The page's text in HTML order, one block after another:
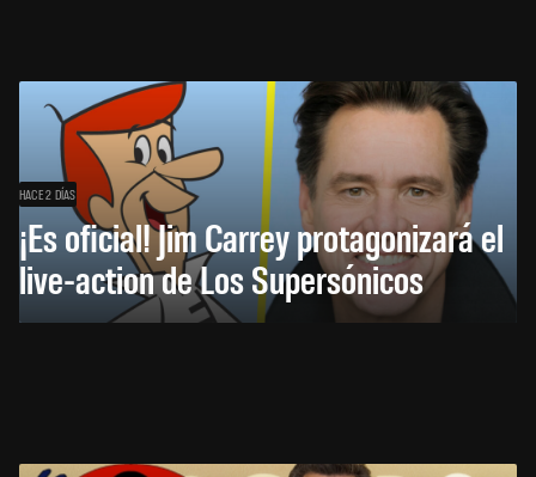
HACE 2 DÍAS
¡Es oficial! Jim Carrey protagonizará el
live-action de Los Supersónicos